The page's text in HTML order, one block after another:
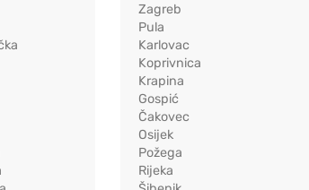
Zagreb
Pula
Karlovac
Koprivnica
Krapina
Gospić
Čakovec
Osijek
Požega
Rijeka